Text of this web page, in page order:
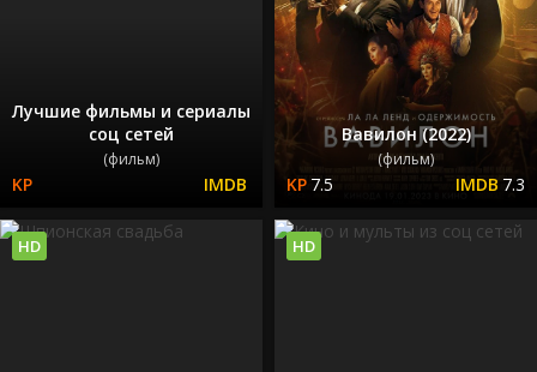
Лучшие фильмы и сериалы
соц сетей
(фильм)
Вавилон (2022)
(фильм)
7.5 7.3
HD HD